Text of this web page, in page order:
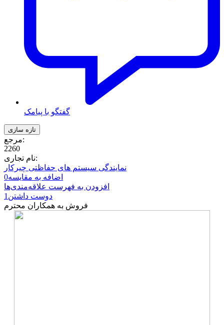
گفتگو با پیامک
مرجع:
2260
نام تجاری:
نمایندگی سیستم های حفاظتی چیرکار
اضافه به مقایسه0
افزودن به فهرست علاقه‌مندی‌ها
دوست داشتن1
فروش به همکاران محترم